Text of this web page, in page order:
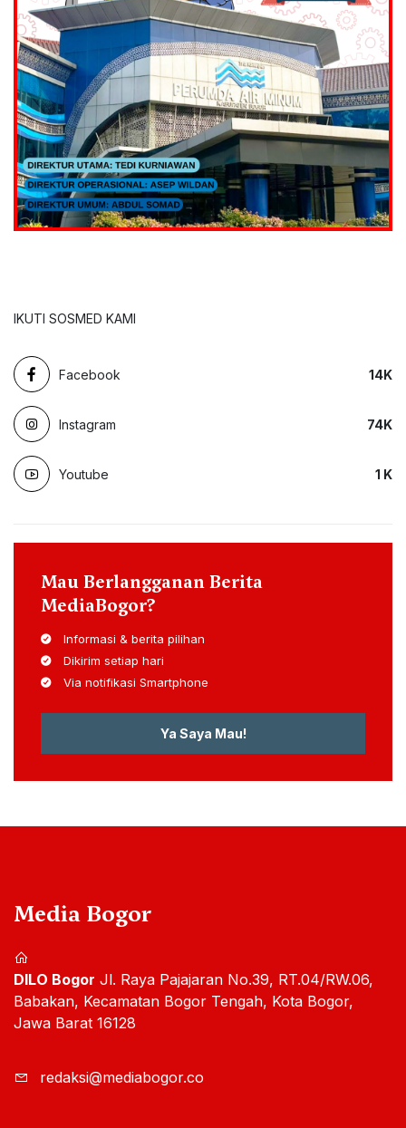
IKUTI SOSMED KAMI
Facebook 14K
Instagram 74K
Youtube 1 K
Mau Berlangganan Berita
MediaBogor?
Informasi & berita pilihan
Dikirim setiap hari
Via notifikasi Smartphone
Ya Saya Mau!
Media Bogor
DILO Bogor Jl. Raya Pajajaran No.39, RT.04/RW.06,
Babakan, Kecamatan Bogor Tengah, Kota Bogor,
Jawa Barat 16128
redaksi@mediabogor.co